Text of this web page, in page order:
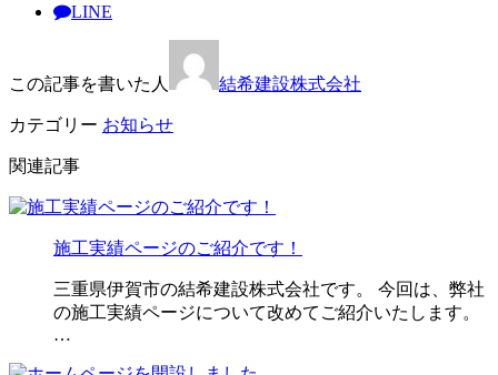
LINE
この記事を書いた人 結希建設株式会社
カテゴリー お知らせ
関連記事
施工実績ページのご紹介です！
三重県伊賀市の結希建設株式会社です。 今回は、弊社
の施工実績ページについて改めてご紹介いたします。
…